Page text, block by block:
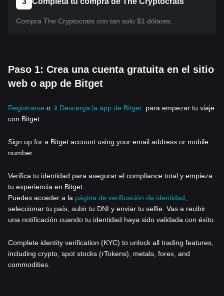
Compra The Cryptocrats con tan solo $1 dólares.
Paso 1: Crea una cuenta gratuita en el sitio
web o app de Bitget
Registrarse o 📱Descarga la app de Bitget: para empezar tu viaje
con Bitget.
Sign up for a Bitget account using your email address or mobile
number.
Verifica tu identidad para asegurar el compliance total y empieza
tu experiencia en Bitget.
Puedes acceder a la página de verificación de identidad
seleccionar tu país, subir tu DNI y enviar tu selfie. Vas a recibir
una notificación cuando tu identidad haya sido validada con éxito.
Complete identity verification (KYC) to unlock all trading features,
including crypto, spot stocks (rTokens), metals, forex, and
commodities.